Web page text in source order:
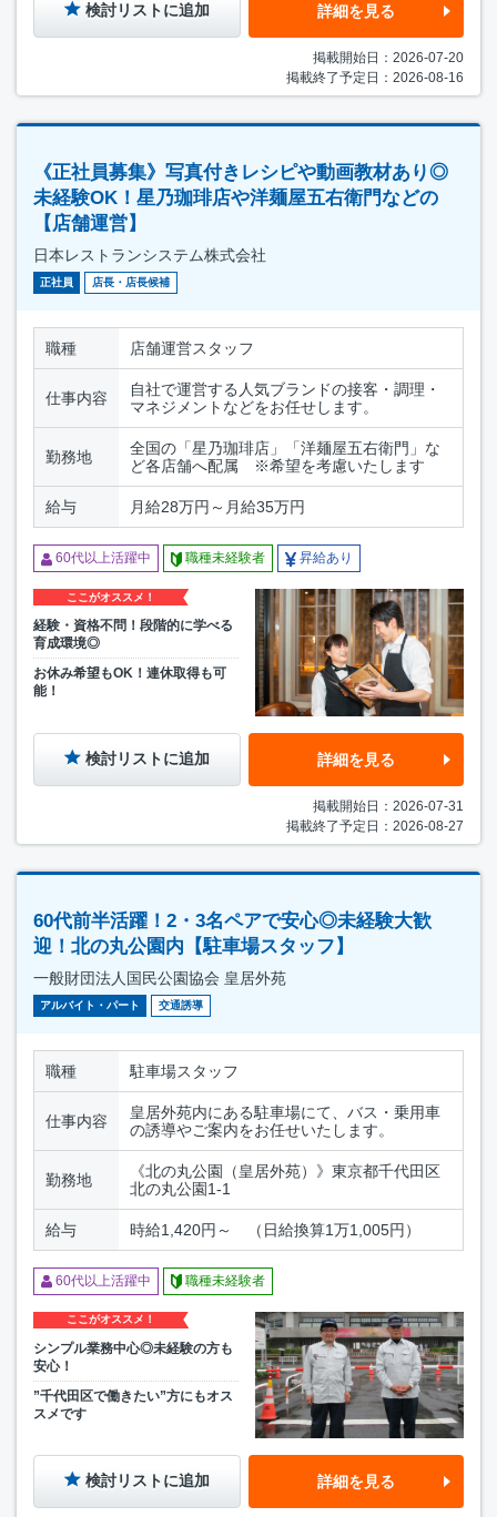
検討リストに追加 詳細を見る
掲載開始日：2026-07-20
掲載終了予定日：2026-08-16
《正社員募集》写真付きレシピや動画教材あり◎
未経験OK！星乃珈琲店や洋麺屋五右衛門などの
【店舗運営】
日本レストランシステム株式会社
正社員 店長・店長候補
職種 店舗運営スタッフ
仕事内容
自社で運営する人気ブランドの接客・調理・
マネジメントなどをお任せします。
勤務地
全国の「星乃珈琲店」「洋麺屋五右衛門」な
ど各店舗へ配属 ※希望を考慮いたします
給与 月給28万円～月給35万円
60代以上活躍中 職種未経験者 昇給あり
ここがオススメ！
経験・資格不問！段階的に学べる
育成環境◎
お休み希望もOK！連休取得も可
能！
検討リストに追加 詳細を見る
掲載開始日：2026-07-31
掲載終了予定日：2026-08-27
60代前半活躍！2・3名ペアで安心◎未経験大歓
迎！北の丸公園内【駐車場スタッフ】
一般財団法人国民公園協会 皇居外苑
アルバイト・パート 交通誘導
職種 駐車場スタッフ
仕事内容
皇居外苑内にある駐車場にて、バス・乗用車
の誘導やご案内をお任せいたします。
勤務地
《北の丸公園（皇居外苑）》東京都千代田区
北の丸公園1-1
給与 時給1,420円～ （日給換算1万1,005円）
60代以上活躍中 職種未経験者
ここがオススメ！
シンプル業務中心◎未経験の方も
安心！
”千代田区で働きたい”方にもオス
スメです
検討リストに追加 詳細を見る